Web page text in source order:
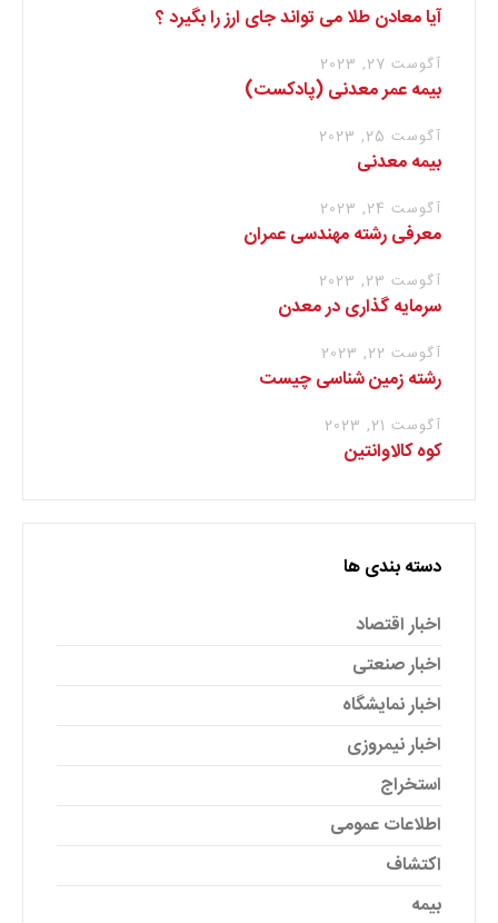
آیا معادن طلا می تواند جای ارز را بگیرد ؟
آگوست 27, 2023
بیمه عمر معدنی (پادکست)
آگوست 25, 2023
بیمه معدنی
آگوست 24, 2023
معرفی رشته مهندسی عمران
آگوست 23, 2023
سرمایه گذاری در معدن
آگوست 22, 2023
رشته زمین شناسی چیست
آگوست 21, 2023
کوه کالاوانتین
دسته بندی ها
اخبار اقتصاد
اخبار صنعتی
اخبار نمایشگاه
اخبار نیمروزی
استخراج
اطلاعات عمومی
اکتشاف
بیمه